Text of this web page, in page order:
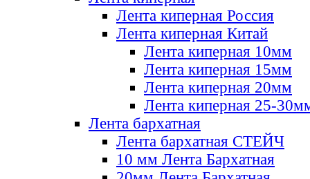
Лента киперная Россия
Лента киперная Китай
Лента киперная 10мм
Лента киперная 15мм
Лента киперная 20мм
Лента киперная 25-
Лента бархатная
Лента бархатная СТЕЙЧ
10 мм Лента Бархатная